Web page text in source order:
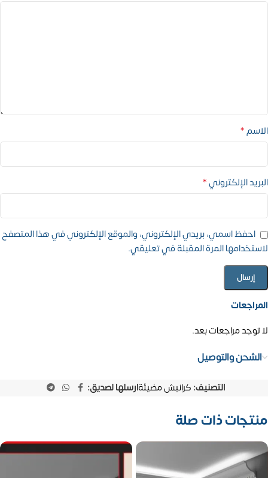
المراجعات
لا توجد مراجعات بعد.
الاسم*
البريد الإلكتروني*
احفظ اسمي، بريدي الإلكتروني، والموقع الإلكتروني في هذا المتصفح
لاستخدامها المرة المقبلة في تعليقي.
الشحن والتوصيل
التصنيف: كرانيش مضيئةارسلها لصديق:
منتجات ذات صلة